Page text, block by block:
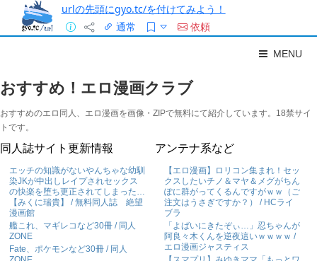
urlの先頭にgyo.tc/を付けてみよう！
通常
依頼